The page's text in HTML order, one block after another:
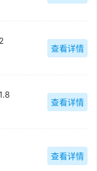
查看详情
查看详情
查看详情